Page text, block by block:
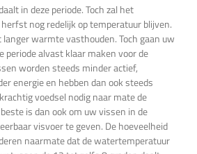
in deze periode. Toch zal het
nog redelijk op temperatuur blijven.
warmte vasthouden. Toch gaan uw
periode alvast klaar maken voor de
worden steeds minder actief,
energie en hebben dan ook steeds
voedsel nodig naar mate de
is dan ook om uw vissen in de
visvoer te geven. De hoeveelheid
naarmate dat de watertemperatuur